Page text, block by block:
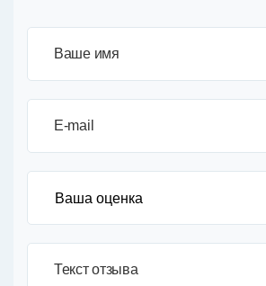
Ваше имя
E-mail
Текст отзыва